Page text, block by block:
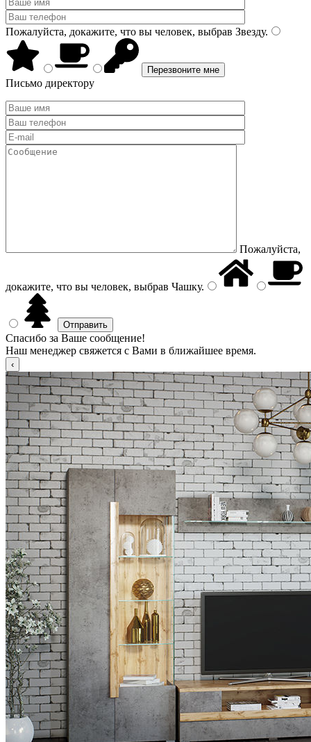
Пожалуйста, докажите, что вы человек, выбрав Звезду.
Письмо директору
Пожалуйста,
докажите, что вы человек, выбрав Чашку.
Спасибо за Ваше сообщение!
Наш менеджер свяжется с Вами в ближайшее время.